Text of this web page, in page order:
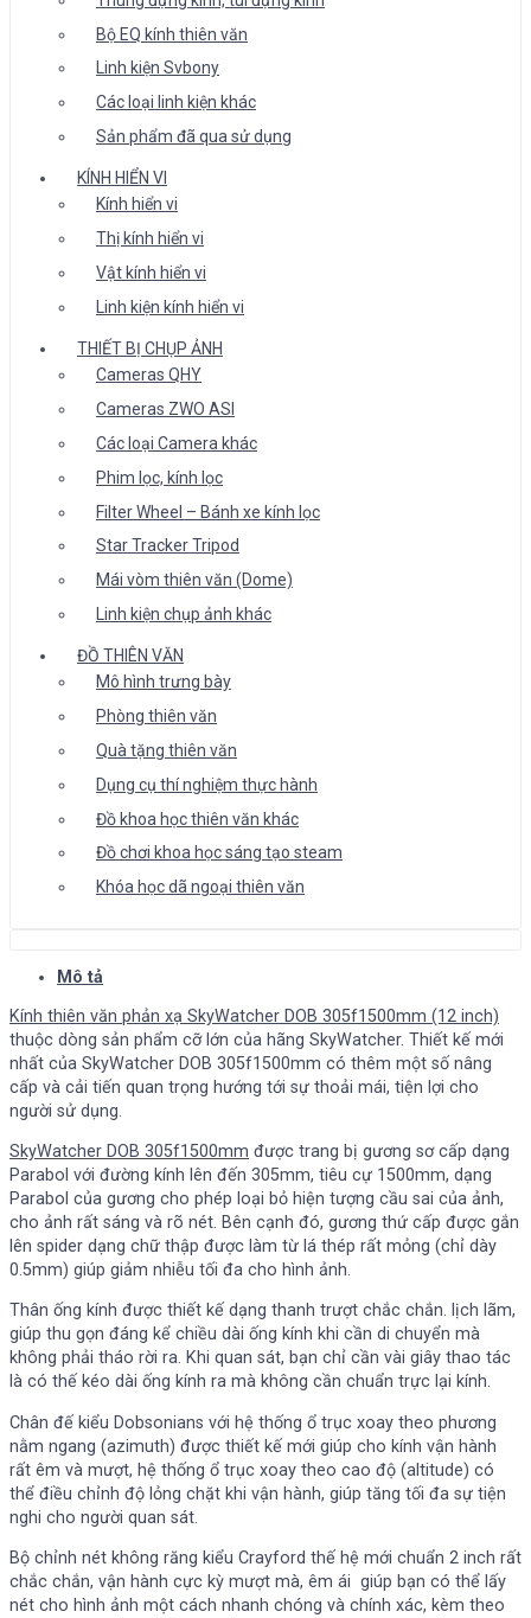
Bộ EQ kính thiên văn
Linh kiện Svbony
Các loại linh kiện khác
Sản phẩm đã qua sử dụng
KÍNH HIỂN VI
Kính hiển vi
Thị kính hiển vi
Vật kính hiển vi
Linh kiện kính hiển vi
THIẾT BỊ CHỤP ẢNH
Cameras QHY
Cameras ZWO ASI
Các loại Camera khác
Phim lọc, kính lọc
Filter Wheel – Bánh xe kính lọc
Star Tracker Tripod
Mái vòm thiên văn (Dome)
Linh kiện chụp ảnh khác
ĐỒ THIÊN VĂN
Mô hình trưng bày
Phòng thiên văn
Quà tặng thiên văn
Dụng cụ thí nghiệm thực hành
Đồ khoa học thiên văn khác
Đồ chơi khoa học sáng tạo steam
Khóa học dã ngoại thiên văn
Mô tả
Kính thiên văn phản xạ SkyWatcher DOB 305f1500mm (12 inch)
thuộc dòng sản phẩm cỡ lớn của hãng SkyWatcher. Thiết kế mới
nhất của SkyWatcher DOB 305f1500mm có thêm một số nâng
cấp và cải tiến quan trọng hướng tới sự thoải mái, tiện lợi cho
người sử dụng.
SkyWatcher DOB 305f1500mm được trang bị gương sơ cấp dạng
Parabol với đường kính lên đến 305mm, tiêu cự 1500mm, dạng
Parabol của gương cho phép loại bỏ hiện tượng cầu sai của ảnh,
cho ảnh rất sáng và rõ nét. Bên cạnh đó, gương thứ cấp được gắn
lên spider dạng chữ thập được làm từ lá thép rất mỏng (chỉ dày
0.5mm) giúp giảm nhiễu tối đa cho hình ảnh.
Thân ống kính được thiết kế dạng thanh trượt chắc chắn. lịch lãm,
giúp thu gọn đáng kể chiều dài ống kính khi cần di chuyển mà
không phải tháo rời ra. Khi quan sát, bạn chỉ cần vài giây thao tác
là có thế kéo dài ống kính ra mà không cần chuẩn trực lại kính.
Chân đế kiểu Dobsonians với hệ thống ổ trục xoay theo phương
nằm ngang (azimuth) được thiết kế mới giúp cho kính vận hành
rất êm và mượt, hệ thống ổ trục xoay theo cao độ (altitude) có
thể điều chỉnh độ lỏng chặt khi vận hành, giúp tăng tối đa sự tiện
nghi cho người quan sát.
Bộ chỉnh nét không răng kiểu Crayford thế hệ mới chuẩn 2 inch rất
chắc chắn, vận hành cực kỳ mượt mà, êm ái giúp bạn có thể lấy
nét cho hình ảnh một cách nhanh chóng và chính xác, kèm theo